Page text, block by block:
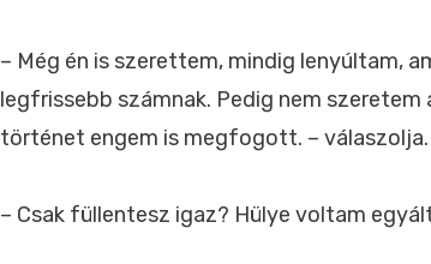
– Még én is szerettem, mindig lenyúltam,
legfrissebb számnak. Pedig nem szeretem
történet engem is megfogott. – válaszolja.
– Csak füllentesz igaz? Hülye voltam